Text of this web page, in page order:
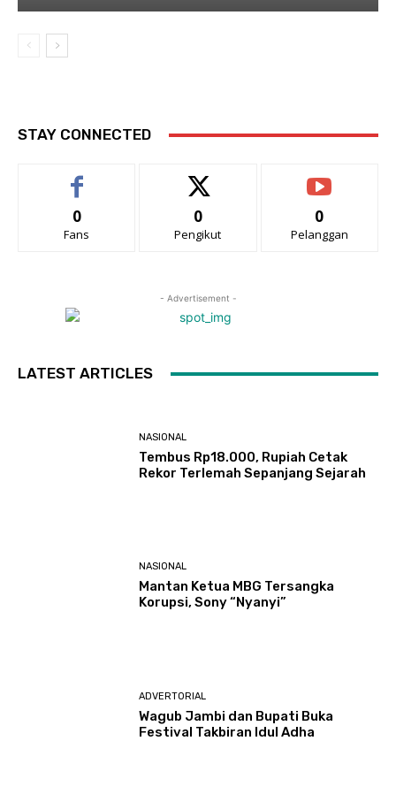
STAY CONNECTED
0
Fans
0
Pengikut
0
Pelanggan
- Advertisement -
LATEST ARTICLES
NASIONAL
Tembus Rp18.000, Rupiah Cetak
Rekor Terlemah Sepanjang Sejarah
NASIONAL
Mantan Ketua MBG Tersangka
Korupsi, Sony “Nyanyi”
ADVERTORIAL
Wagub Jambi dan Bupati Buka
Festival Takbiran Idul Adha